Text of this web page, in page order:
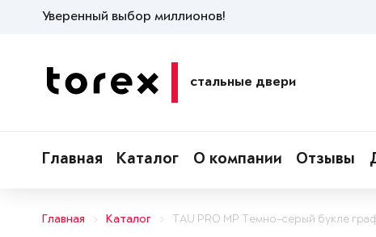
Уверенный выбор миллионов!
стальные двери
Главная Каталог О компании Отзывы
Главная Каталог TAU PRO MP Темно-серый букле